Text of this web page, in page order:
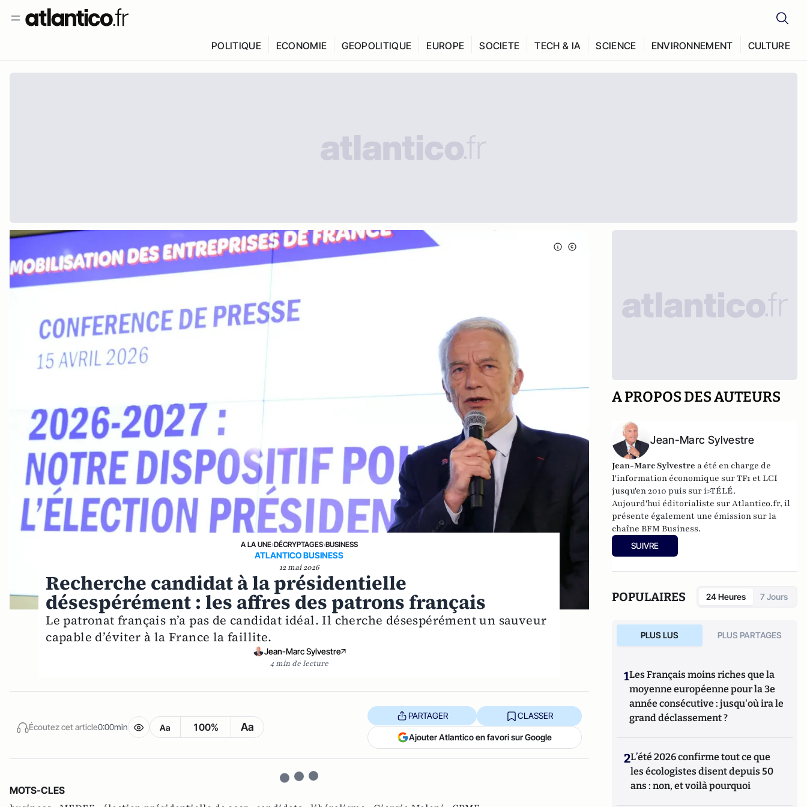
POLITIQUE ECONOMIE GEOPOLITIQUE EUROPE SOCIETE TECH & IA SCIENCE ENVIRONNEMENT CULTURE
A LA UNE›DÉCRYPTAGES›BUSINESS
ATLANTICO BUSINESS
12 mai 2026
Recherche candidat à la présidentielle
désespérément : les affres des patrons français
Le patronat français n’a pas de candidat idéal. Il cherche désespérément un sauveur
capable d’éviter à la France la faillite.
Jean-Marc Sylvestre
4 min de lecture
Écoutez cet article0:00min Aa 100% Aa
PARTAGER CLASSER
Ajouter Atlantico en favori sur Google
MOTS-CLES
A PROPOS DES AUTEURS
Jean-Marc Sylvestre
Jean-Marc Sylvestre a été en charge de
l'information économique sur TF1 et LCI
jusqu'en 2010 puis sur i>TÉLÉ.
Aujourd'hui éditorialiste sur Atlantico.fr, il
présente également une émission sur la
chaîne BFM Business.
SUIVRE
POPULAIRES 24 Heures 7 Jours
PLUS LUS PLUS PARTAGES
1Les Français moins riches que la
moyenne européenne pour la 3e
année consécutive : jusqu'où ira le
grand déclassement ?
2L’été 2026 confirme tout ce que
les écologistes disent depuis 50
ans : non, et voilà pourquoi